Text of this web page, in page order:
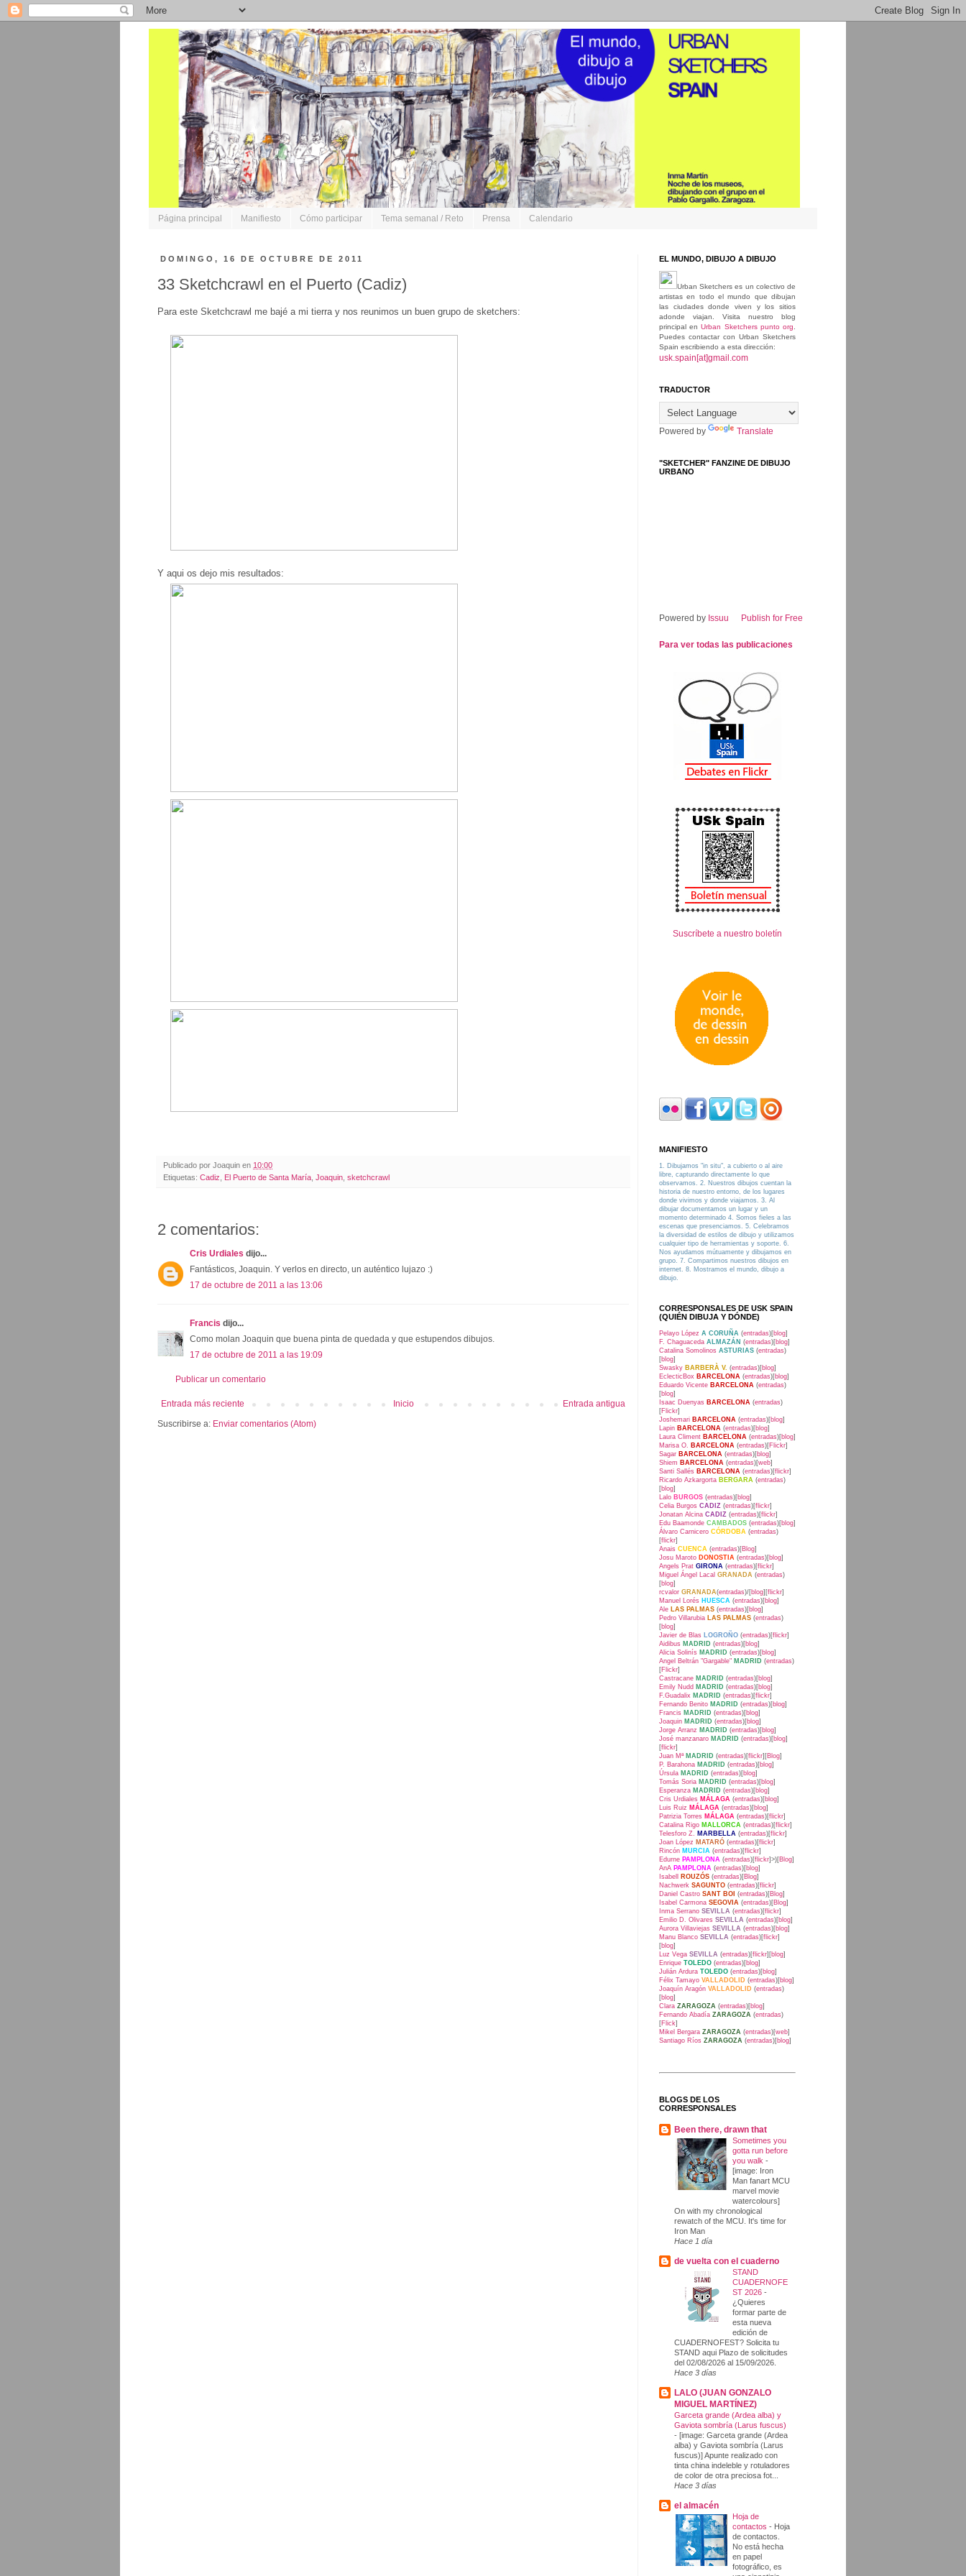
Página principal Manifiesto Cómo participar Tema semanal / Reto Prensa Calendario
DOMINGO, 16 DE OCTUBRE DE 2011
33 Sketchcrawl en el Puerto (Cadiz)
Para este Sketchcrawl me bajé a mi tierra y nos reunimos un buen grupo de sketchers:
Y aqui os dejo mis resultados:
Publicado por Joaquin en 10:00
Etiquetas: Cadiz El Puerto de Santa María Joaquin sketchcrawl
2 comentarios:
Cris Urdiales dijo...
Fantásticos, Joaquin. Y verlos en directo, un auténtico lujazo :)
17 de octubre de 2011 a las 13:06
Francis dijo...
Como molan Joaquin que buena pinta de quedada y que estupendos dibujos.
17 de octubre de 2011 a las 19:09
Publicar un comentario
Entrada más reciente Entrada antigua
Inicio
Suscribirse a: Enviar comentarios (Atom)
EL MUNDO, DIBUJO A DIBUJO
Urban Sketchers es un colectivo de
artistas en todo el mundo que dibujan
las ciudades donde viven y los sitios
adonde viajan. Visita nuestro blog
principal enUrban Sketchers punto org.
Puedes contactar con Urban Sketchers
Spain escribiendo a esta dirección:
usk.spain[at]gmail.com
TRADUCTOR
Powered by Translate
"SKETCHER" FANZINE DE DIBUJO
URBANO
Powered by Issuu Publish for Free
Para ver todas las publicaciones
Suscríbete a nuestro boletín
MANIFIESTO
1. Dibujamos "in situ", a cubierto o al aire
libre, capturando directamente lo que
observamos. 2. Nuestros dibujos cuentan la
historia de nuestro entorno, de los lugares
donde vivimos y donde viajamos. 3. Al
dibujar documentamos un lugar y un
momento determinado 4. Somos fieles a las
escenas que presenciamos. 5. Celebramos
la diversidad de estilos de dibujo y utilizamos
cualquier tipo de herramientas y soporte. 6.
Nos ayudamos mútuamente y dibujamos en
grupo. 7. Compartimos nuestros dibujos en
internet. 8. Mostramos el mundo, dibujo a
dibujo.
CORRESPONSALES DE USK SPAIN
(QUIÉN DIBUJA Y DÓNDE)
Pelayo López A CORUÑA (entradas)[blog]
F. Chaguaceda ALMAZÁN (entradas)[blog]
Catalina Somolinos ASTURIAS (entradas)
[blog]
Swasky BARBERÀ V. (entradas)[blog]
EclecticBox BARCELONA (entradas)[blog]
Eduardo Vicente BARCELONA (entradas)
[blog]
Isaac Duenyas BARCELONA (entradas)
[Flickr]
Joshemari BARCELONA (entradas)[blog]
Lapin BARCELONA (entradas)[blog]
Laura Climent BARCELONA (entradas)[blog]
Marisa O. BARCELONA (entradas)[Flickr]
Sagar BARCELONA (entradas)[blog]
Shiem BARCELONA (entradas)[web]
Santi Sallés BARCELONA (entradas)[flickr]
Ricardo Azkargorta BERGARA (entradas)
[blog]
Lalo BURGOS (entradas)[blog]
Celia Burgos CADIZ (entradas)[flickr]
Jonatan Alcina CADIZ (entradas)[flickr]
Edu Baamonde CAMBADOS (entradas)[blog]
Álvaro Carnicero CÓRDOBA (entradas)
[flickr]
Anais CUENCA (entradas)[Blog]
Josu Maroto DONOSTIA (entradas)[blog]
Angels Prat GIRONA (entradas)[flickr]
Miguel Ángel Lacal GRANADA (entradas)
[blog]
rcvalor GRANADA(entradas)/[blog][flickr]
Manuel Lorés HUESCA (entradas)[blog]
Ale LAS PALMAS (entradas)[blog]
Pedro Villarubia LAS PALMAS (entradas)
[blog]
Javier de Blas LOGROÑO (entradas)[flickr]
Aidibus MADRID (entradas)[blog]
Alicia Solinís MADRID (entradas)[blog]
Angel Beltrán "Gargable" MADRID (entradas)
[Flickr]
Castracane MADRID (entradas)[blog]
Emily Nudd MADRID (entradas)[blog]
F.Guadalix MADRID (entradas)[flickr]
Fernando Benito MADRID (entradas)[blog]
Francis MADRID (entradas)[blog]
Joaquin MADRID (entradas)[blog]
Jorge Arranz MADRID (entradas)[blog]
José manzanaro MADRID (entradas)[blog]
[flickr]
Juan Mª MADRID (entradas)[flickr][Blog]
P. Barahona MADRID (entradas)[blog]
Úrsula MADRID (entradas)[blog]
Tomás Soria MADRID (entradas)[blog]
Esperanza MADRID (entradas)[blog]
Cris Urdiales MÁLAGA (entradas)[blog]
Luis Ruiz MÁLAGA (entradas)[blog]
Patrizia Torres MÁLAGA (entradas)[flickr]
Catalina Rigo MALLORCA (entradas)[flickr]
Telesforo Z. MARBELLA (entradas)[flickr]
Joan López MATARÓ (entradas)[flickr]
Rincón MURCIA (entradas)[flickr]
Edurne PAMPLONA (entradas)[flickr]>)[Blog]
AnA PAMPLONA (entradas)[blog]
Isabell
ROUZÓS (entradas)[Blog]
Nachwerk SAGUNTO (entradas)[flickr]
Daniel Castro SANT BOI (entradas)[Blog]
Isabel Carmona SEGOVIA (entradas)[Blog]
Inma Serrano SEVILLA (entradas)[flickr]
Emilio D. Olivares SEVILLA (entradas)[blog]
Aurora Villaviejas SEVILLA (entradas)[blog]
Manu Blanco SEVILLA (entradas)[flickr]
[blog]
Luz Vega SEVILLA (entradas)[flickr][blog]
Enrique TOLEDO (entradas)[blog]
Julián Ardura TOLEDO (entradas)[blog]
Félix Tamayo VALLADOLID (entradas)[blog]
Joaquín Aragón VALLADOLID (entradas)
[blog]
Clara ZARAGOZA (entradas)[blog]
Fernando Abadía ZARAGOZA (entradas)
[Flick]
Mikel Bergara ZARAGOZA (entradas)[web]
Santiago Ríos ZARAGOZA (entradas)[blog]
BLOGS DE LOS
CORRESPONSALES
Been there, drawn that
Sometimes you
gotta run before
you walk -
[image: Iron
Man fanart MCU
marvel movie
watercolours]
On with my chronological
rewatch of the MCU. It's time for
Iron Man
Hace 1 día
de vuelta con el cuaderno
STAND
CUADERNOFE
ST 2026 -
¿Quieres
formar parte de
esta nueva
edición de
CUADERNOFEST? Solicita tu
STAND aqui Plazo de solicitudes
del 02/08/2026 al 15/09/2026.
Hace 3 días
LALO (JUAN GONZALO
MIGUEL MARTÍNEZ)
Garceta grande (Ardea alba) y
Gaviota sombría (Larus fuscus)
- [image: Garceta grande (Ardea
alba) y Gaviota sombría (Larus
fuscus)] Apunte realizado con
tinta china indeleble y rotuladores
de color de otra preciosa fot...
Hace 3 días
el almacén
Hoja de
contactos - Hoja
de contactos.
No está hecha
en papel
fotográfico, es